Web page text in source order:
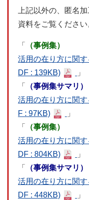
上記以外の、匿名
資料をご覧ください
「 （事例集）
活用の在り方に関
DF : 139KB)
」
「
（事例集サマリ）
活用の在り方に関
F : 97KB)
」
「
（事例集）
活用の在り方に関
DF : 804KB)
」
「
（事例集サマリ）
活用の在り方に関
DF : 448KB)
」